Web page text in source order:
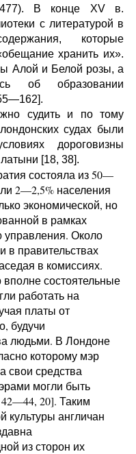
В конце XV в.
с литературой в
которые
хранить их».
Алой и Белой розы, а
об образовании
судить и по тому
судах были
дороговизны
[18, 38].
состояла из 50—
2—2,5% населения
экономической, но
в рамках
управления. Около
в правительствах
в комиссиях.
состоятельные
работать на
платы от
будучи
людьми. В Лондоне
которому мэр
свои средства
могли быть
20]. Таким
культуры англичан
из сторон их